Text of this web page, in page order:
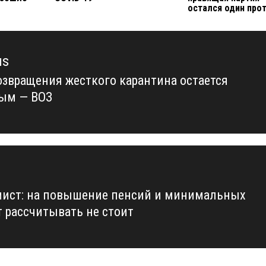
остался один
жесткого карантина остается
— ВОЗ
на повышение пенсий и минимальных
рассчитывать не стоит